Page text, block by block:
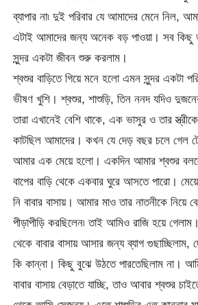
ব্যাপার না৷ দুই পরিবার যে আমাদের মেনে নিল,
এটাই আমাদের জন্য অনেক বড় পাওয়া। সব কিছু
সুন্দর একটা জীবন শুরু করলাম।
শ্বশুর বাড়িতে গিয়ে মনে হলো এমন সুন্দর একটা
ভীষণ খুশি। শ্বশুর, শাশুড়ি, তিন ননদ যদিও
তারা এখানেই বেশি থাকে, এক ভাসুর ও তার
কাটছিল আমাদের। কখন যে দেড় বছর চলে গেল
আমার এক মেয়ে হলো। একদিন আমার শ্বশুর
বাপের বাড়ি থেকে একবার ঘুরে আসতে পারো।
নি বাবার বাসায়। আমার মাও তার নাতনীকে নিয়ে
পীড়াপীড়ি করছিলেন৷ তাই আমিও রাজি হয়ে
থেকে বাবার বাসায় আসার জন্য ব্যাগ গুছাচ্ছিলাম,
কি কান্না। কিছু বুঝে উঠতে পারতেছিলাম না।
বাবার বাসায় বেড়াতে যাচ্ছি, তাও আবার শ্বশুর